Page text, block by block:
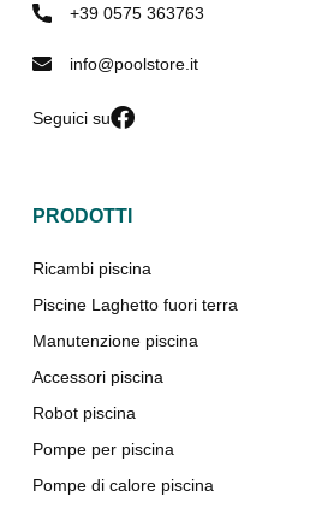
+39 0575 363763
info@poolstore.it
Seguici su
PRODOTTI
Ricambi piscina
Piscine Laghetto fuori terra
Manutenzione piscina
Accessori piscina
Robot piscina
Pompe per piscina
Pompe di calore piscina